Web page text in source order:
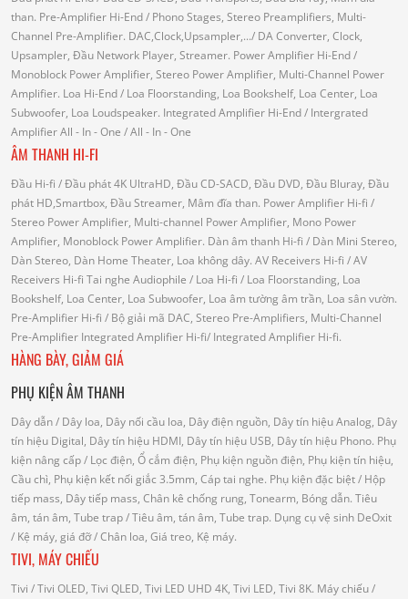
than. Pre-Amplifier Hi-End/ Phono Stages, Stereo Preamplifiers, Multi-
Channel Pre-Amplifier. DAC,Clock,Upsampler,.../ DA Converter, Clock,
Upsampler, Đầu Network Player, Streamer. Power Amplifier Hi-End/
Monoblock Power Amplifier, Stereo Power Amplifier, Multi-Channel Power
Amplifier. Loa Hi-End/ Loa Floorstanding, Loa Bookshelf, Loa Center, Loa
Subwoofer, Loa Loudspeaker. Integrated Amplifier Hi-End/ Intergrated
AmplifierAll - In - One / All - In - One
ÂM THANH HI-FI
Đầu Hi-fi / Đầu phát 4K UltraHD, Đầu CD-SACD, Đầu DVD, Đầu Bluray, Đầu
phát HD,Smartbox, Đầu Streamer, Mâm đĩa than. Power Amplifier Hi-fi /
Stereo Power Amplifier, Multi-channel Power Amplifier, Mono Power
Amplifier, Monoblock Power Amplifier. Dàn âm thanh Hi-fi / Dàn Mini Stereo,
Dàn Stereo, Dàn Home Theater, Loa không dây. AV Receivers Hi-fi / AV
Receivers Hi-fi Tai nghe Audiophile / Loa Hi-fi / Loa Floorstanding, Loa
Bookshelf, Loa Center, Loa Subwoofer, Loa âm tường âm trần, Loa sân vườn.
Pre-Amplifier Hi-fi / Bộ giải mã DAC, Stereo Pre-Amplifiers, Multi-Channel
Pre-Amplifier Integrated Amplifier Hi-fi/ Integrated Amplifier Hi-fi.
HÀNG BÀY, GIẢM GIÁ
PHỤ KIỆN ÂM THANH
Dây dẫn/ Dây loa, Dây nối cầu loa, Dây điện nguồn, Dây tín hiệu Analog, Dây
tín hiệu Digital, Dây tín hiệu HDMI, Dây tín hiệu USB, Dây tín hiệu Phono. Phụ
kiện nâng cấp/ Lọc điện, Ổ cắm điện, Phụ kiện nguồn điện, Phụ kiện tín hiệu,
Cầu chì, Phụ kiện kết nối giắc 3.5mm, Cáp tai nghe. Phụ kiện đặc biệt/ Hộp
tiếp mass, Dây tiếp mass, Chân kê chống rung, Tonearm, Bóng dẫn. Tiêu
âm, tán âm, Tube trap/ Tiêu âm, tán âm, Tube trap. Dụng cụ vệ sinh DeOxit
/ Kệ máy, giá đỡ/ Chân loa, Giá treo, Kệ máy.
TIVI, MÁY CHIẾU
Tivi / Tivi OLED, Tivi QLED, Tivi LED UHD 4K, Tivi LED, Tivi 8K. Máy chiếu/